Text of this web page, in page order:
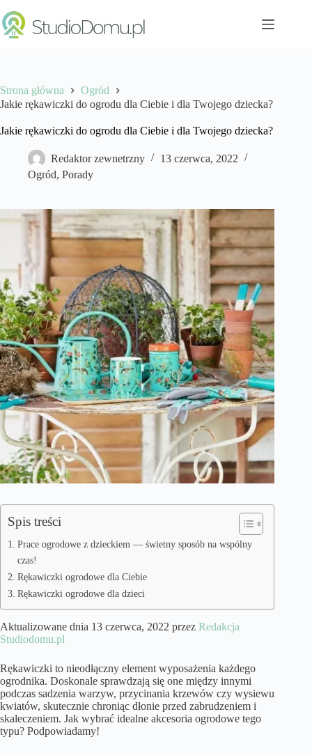
do
treści
Strona główna
Ogród
Jakie rękawiczki do ogrodu dla Ciebie i dla Twojego dziecka?
Jakie rękawiczki do ogrodu dla Ciebie i dla Twojego dziecka?
Redaktor zewnetrzny
13 czerwca, 2022
Ogród, Porady
Spis treści
Prace ogrodowe z dzieckiem — świetny sposób na wspólny
czas!
Rękawiczki ogrodowe dla Ciebie
Rękawiczki ogrodowe dla dzieci
Aktualizowane dnia 13 czerwca, 2022 przez Redakcja
Studiodomu.pl
Rękawiczki to nieodłączny element wyposażenia każdego
ogrodnika. Doskonale sprawdzają się one między innymi
podczas sadzenia warzyw, przycinania krzewów czy wysiewu
kwiatów, skutecznie chroniąc dłonie przed zabrudzeniem i
skaleczeniem. Jak wybrać idealne akcesoria ogrodowe tego
typu? Podpowiadamy!